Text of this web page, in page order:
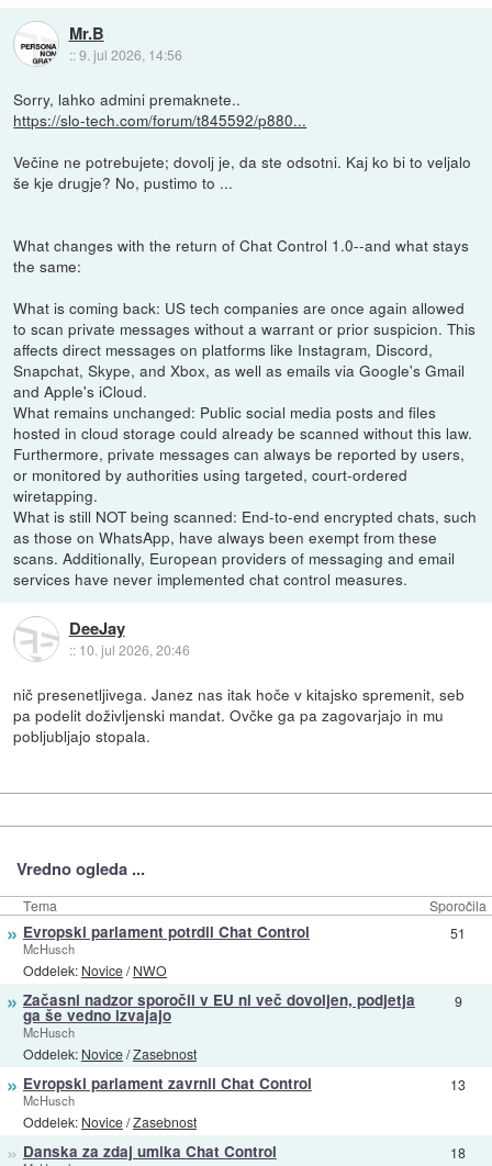
Mr.B
::9. jul 2026, 14:56
Sorry, lahko admini premaknete..
https://slo-tech.com/forum/t845592/p880...
Večine ne potrebujete; dovolj je, da ste odsotni. Kaj ko bi to veljalo
še kje drugje? No, pustimo to ...
What changes with the return of Chat Control 1.0--and what stays
the same:
What is coming back: US tech companies are once again allowed
to scan private messages without a warrant or prior suspicion. This
affects direct messages on platforms like Instagram, Discord,
Snapchat, Skype, and Xbox, as well as emails via Google's Gmail
and Apple's iCloud.
What remains unchanged: Public social media posts and files
hosted in cloud storage could already be scanned without this law.
Furthermore, private messages can always be reported by users,
or monitored by authorities using targeted, court-ordered
wiretapping.
What is still NOT being scanned: End-to-end encrypted chats, such
as those on WhatsApp, have always been exempt from these
scans. Additionally, European providers of messaging and email
services have never implemented chat control measures.
DeeJay
:: 10. jul 2026, 20:46
nič presenetljivega. Janez nas itak hoče v kitajsko spremenit, seb
pa podelit doživljenski mandat. Ovčke ga pa zagovarjajo in mu
pobljubljajo stopala.
Vredno ogleda ...
Tema Sporočila
» Evropski parlament potrdil Chat Control
McHusch
Oddelek: Novice/NWO
51
» Začasni nadzor sporočil v EU ni več dovoljen, podjetja
ga še vedno izvajajo
McHusch
Oddelek: Novice/Zasebnost
9
» Evropski parlament zavrnil Chat Control
McHusch
Oddelek: Novice/Zasebnost
13
» Danska za zdaj umika Chat Control 18